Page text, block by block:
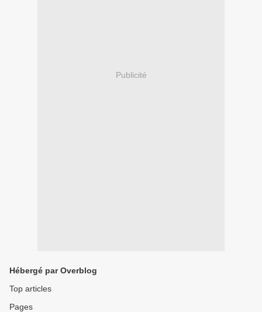
Publicité
Hébergé par Overblog
Top articles
Pages